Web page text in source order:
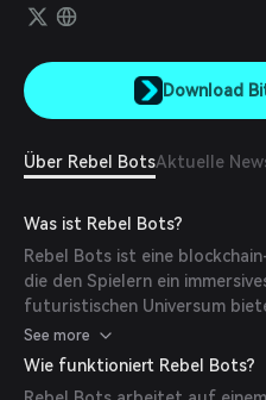
Download
Über Rebel BotsAktuelle
Was ist Rebel Bots?
Rebel Bots ist eine
die den Spielern ein
futuristischen Universum
Plattform, RBLS, erleichtert
Governance.
See more
Wie funktioniert Rebel Bots?